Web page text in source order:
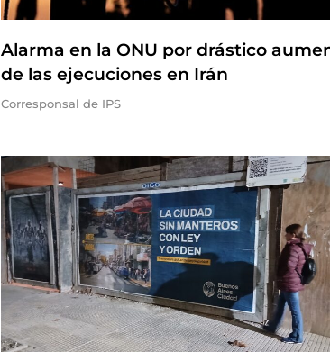
Alarma en la ONU por drástico
de las ejecuciones en Irán
Corresponsal de IPS